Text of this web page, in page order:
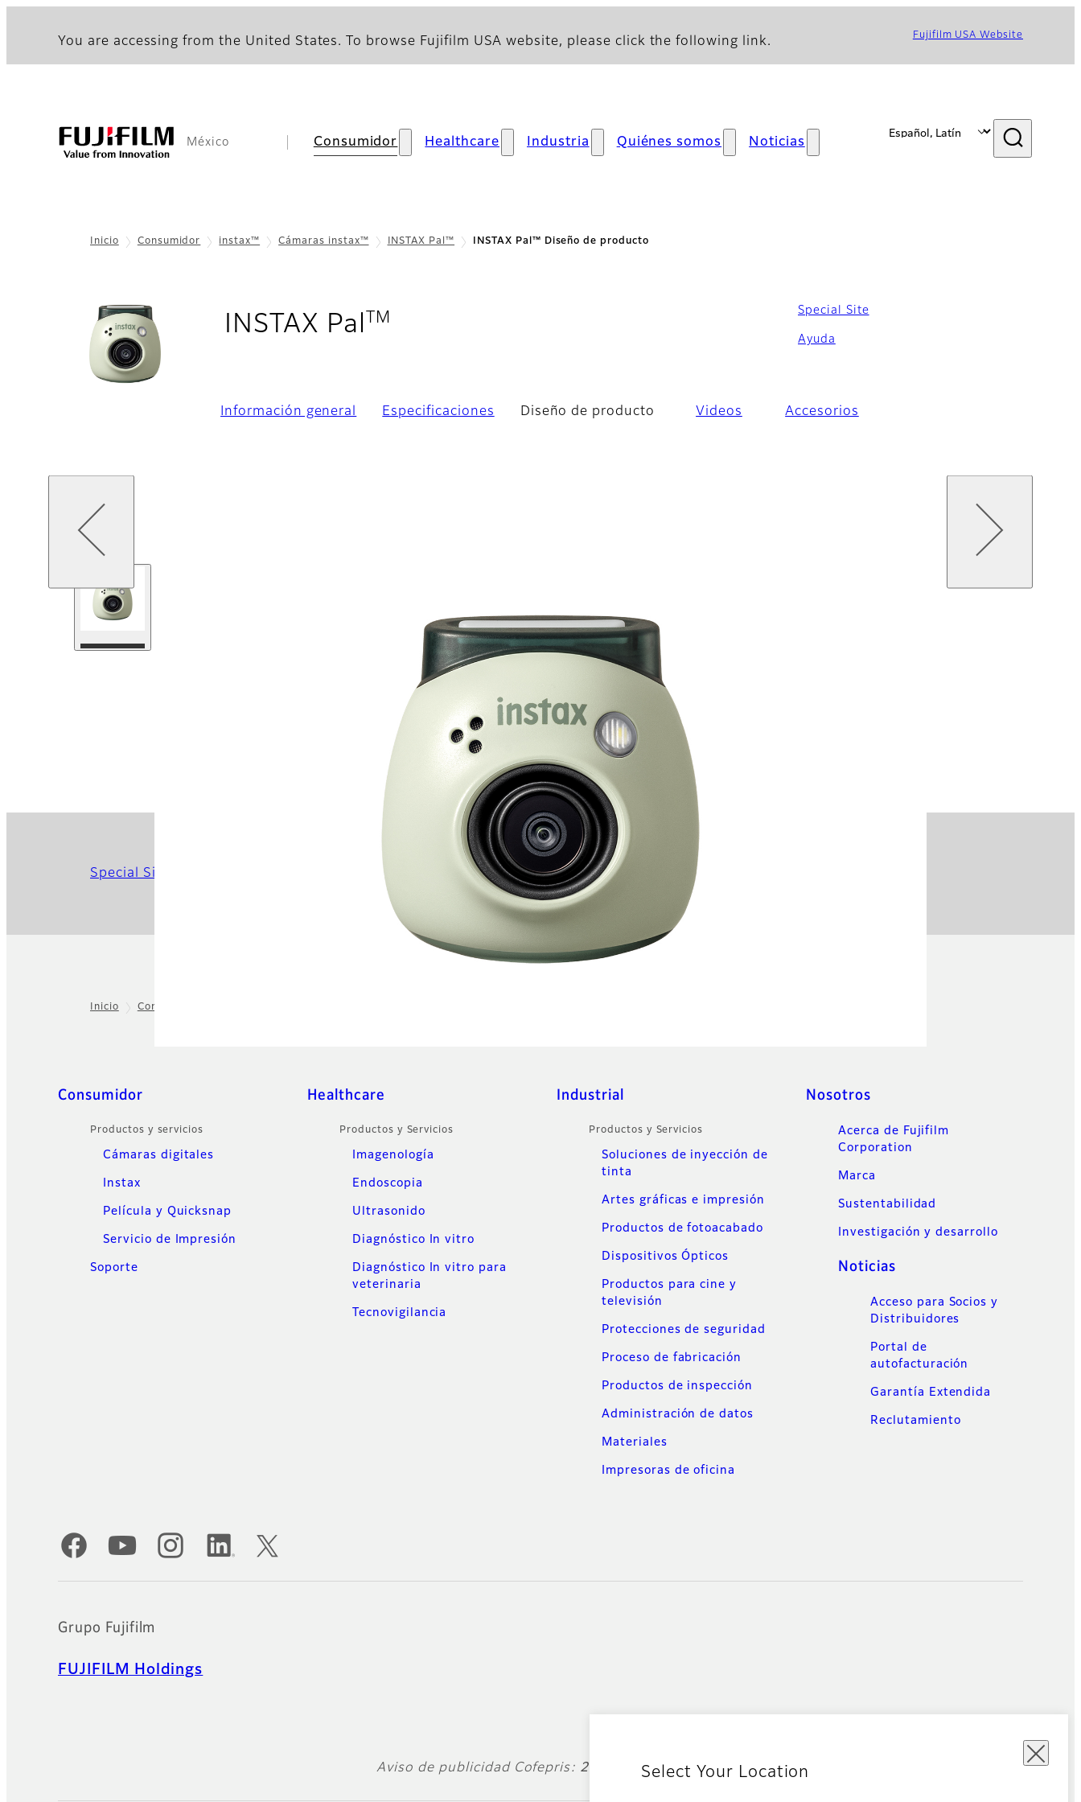
Select Your Location
You are accessing from the United States. To browse Fujifilm USA website, please click the following link. Fujifilm USA Website
México Consumidor Healthcare Industria Quiénes somos Noticias
Inicio Consumidor instax™ Cámaras instax™ INSTAX Pal™ INSTAX Pal™ Diseño de producto
INSTAX Pal TM
Special Site
Ayuda
Información general Especificaciones Diseño de producto Videos Accesorios
Special Site Ayuda
Inicio Consumidor
Sitemap
Consumidor
Productos y servicios
Cámaras digitales
Instax
Película y Quicksnap
Servicio de Impresión
Soporte
Healthcare
Productos y Servicios
Imagenología
Endoscopia
Ultrasonido
Diagnóstico In vitro
Diagnóstico In vitro para
veterinaria
Tecnovigilancia
Industrial
Productos y Servicios
Soluciones de inyección de
tinta
Artes gráficas e impresión
Productos de fotoacabado
Dispositivos Ópticos
Productos para cine y
televisión
Protecciones de seguridad
Proceso de fabricación
Productos de inspección
Administración de datos
Materiales
Impresoras de oficina
Nosotros
Acerca de Fujifilm
Corporation
Marca
Sustentabilidad
Investigación y desarrollo
Noticias
Acceso para Socios y
Distribuidores
Portal de
autofacturación
Garantía Extendida
Reclutamiento
Cuentas oficiales de redes sociales
Grupo Fujifilm
FUJIFILM Holdings
Aviso de publicidad Cofepris: 213300202C7551